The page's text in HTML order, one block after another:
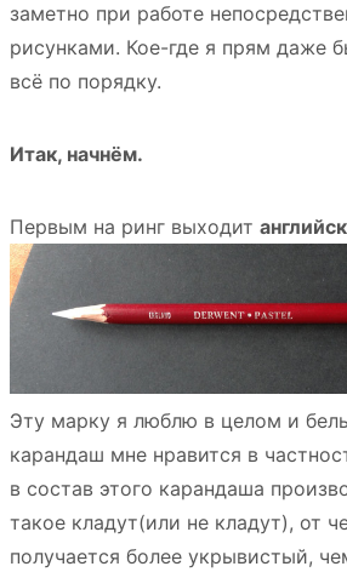
заметно при работе
рисунками. Кое-где я прям даже
всё по порядку.
Итак, начнём.
Первым на ринг выходит
Эту марку я люблю в целом и
карандаш мне нравится в
в состав этого карандаша
такое кладут(или не кладут), от
получается более укрывистый,